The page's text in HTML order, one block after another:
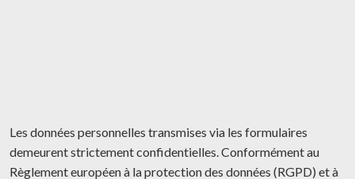
Les données personnelles transmises via les formulaires
demeurent strictement confidentielles. Conformément au
Règlement européen à la protection des données (RGPD) et à